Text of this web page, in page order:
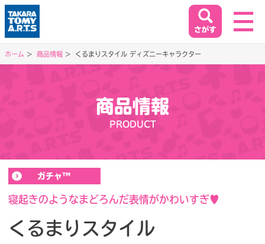
イベント&キャンペーン
EVENT&CAMPAIGN
お客様相談室
閉じる
ホーム 商品情報 くるまりスタイル ディズニーキャラクター
商品情報
PRODUCT
ガチャ™
寝起きのようなまどろんだ表情がかわいすぎ♥
くるまりスタイル